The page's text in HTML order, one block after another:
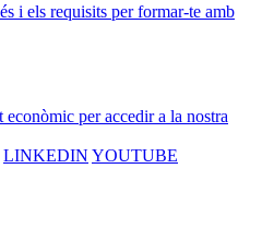
i els requisits per formar-te amb
per accedir a la nostra
LINKEDIN YOUTUBE